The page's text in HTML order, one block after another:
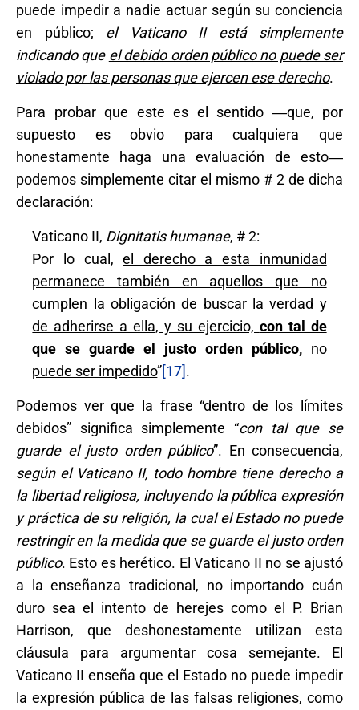
puede impedir a nadie actuar según su conciencia
en público; el Vaticano II está simplemente
indicando que el debido orden público no puede ser
violado por las personas que ejercen ese derecho.
Para probar que este es el sentido ―que, por
supuesto es obvio para cualquiera que
honestamente haga una evaluación de esto―
podemos simplemente citar el mismo # 2 de dicha
declaración:
Vaticano II, Dignitatis humanae, # 2:
Por lo cual,el derecho a esta inmunidad
permanece también en aquellos que no
cumplen la obligación de buscar la verdad y
de adherirse a ella, y su ejercicio, con tal de
que se guarde el justo orden público,no
puede ser impedido”[17].
Podemos ver que la frase “dentro de los límites
debidos” significa simplemente “con tal que se
guarde el justo orden público”. En consecuencia,
según el Vaticano II, todo hombre tiene derecho a
la libertad religiosa, incluyendo la pública expresión
y práctica de su religión, la cual el Estado no puede
restringir en la medida que se guarde el justo orden
público. Esto es herético. El Vaticano II no se ajustó
a la enseñanza tradicional, no importando cuán
duro sea el intento de herejes como el P. Brian
Harrison, que deshonestamente utilizan esta
cláusula para argumentar cosa semejante. El
Vaticano II enseña que el Estado no puede impedir
la expresión pública de las falsas religiones, como